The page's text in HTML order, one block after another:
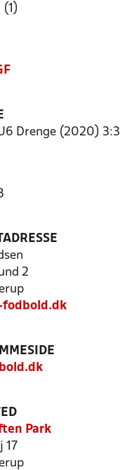
(1)
Drenge (2020) 3:3
2
Park
17